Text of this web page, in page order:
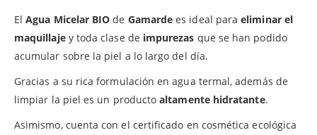
ElAgua Micelar BIO de Gamarde es ideal paraeliminar el
maquillajey toda clase de impurezas que se han podido
acumular sobre la piel a lo largo del día.
Gracias a su rica formulación en agua termal, además de
limpiar la piel es un productoaltamente hidratante.
Asimismo, cuenta con el certificado en cosmética ecológica